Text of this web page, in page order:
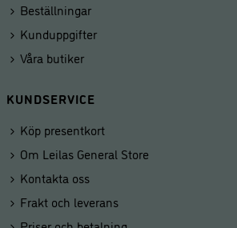
Beställningar
Kunduppgifter
Våra butiker
KUNDSERVICE
Köp presentkort
Om Leilas General Store
Kontakta oss
Frakt och leverans